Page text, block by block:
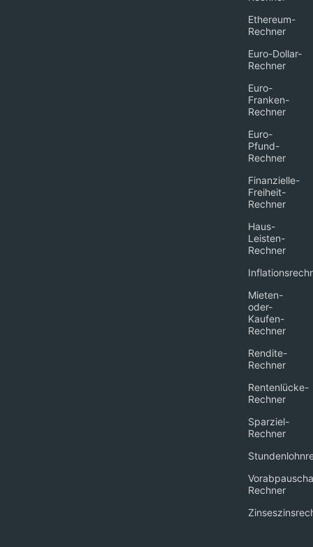
Ethereum-
Rechner
Euro-Dollar-
Rechner
Euro-
Franken-
Rechner
Euro-
Pfund-
Rechner
Finanzielle-
Freiheit-
Rechner
Haus-
Leisten-
Rechner
Mieten-
oder-
Kaufen-
Rechner
Rendite-
Rechner
Rentenlücke-
Rechner
Sparziel-
Rechner
Rechner